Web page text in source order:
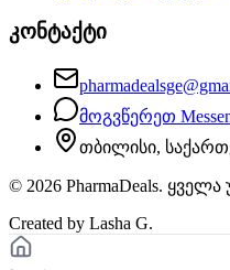
კონტაქტი
მოგვწერეთ
თბილისი,
© 2026 PharmaDeals.
Created by Lasha G.